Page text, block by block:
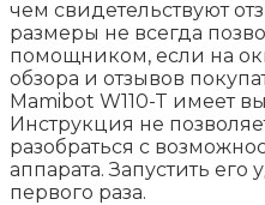
чем свидетельствуют
размеры не всегда
помощником, если на
обзора и отзывов
Mamibot W110-T имеет
Инструкция не
разобраться с
аппарата. Запустить его
первого раза.